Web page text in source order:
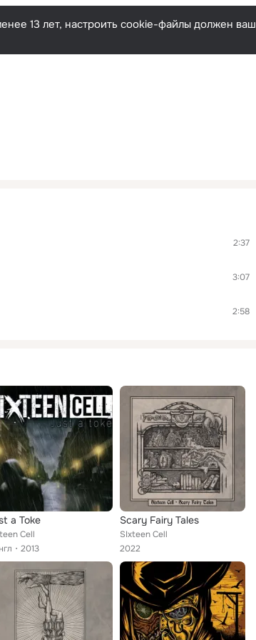
Русский
13 лет, настроить cookie-файлы должен ваш
2:37
3:07
2:58
a Toke
Cell
2013
Scary Fairy Tales
SIxteen Cell
2022